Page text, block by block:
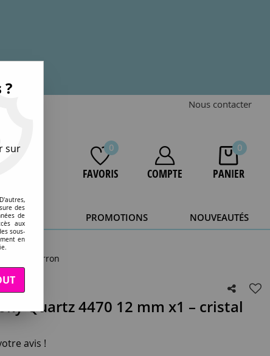
Nous contacter
0
FAVORIS COMPTE
0
PANIER
PROMOTIONS NOUVEAUTÉS
ans.
Marron
Quartz 4470 12 mm x1 – cristal
avis !
sur
des
de
aux
sous-
en